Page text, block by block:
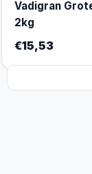
Vadigran
2kg
€15,53